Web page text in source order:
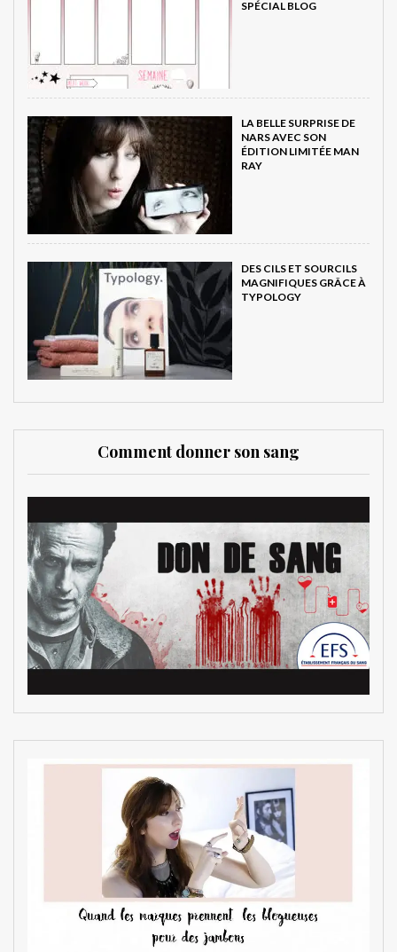
SPÉCIAL BLOG
LA BELLE SURPRISE DE
NARS AVEC SON
ÉDITION LIMITÉE MAN
RAY
DES CILS ET SOURCILS
MAGNIFIQUES GRÂCE À
TYPOLOGY
Comment donner son sang